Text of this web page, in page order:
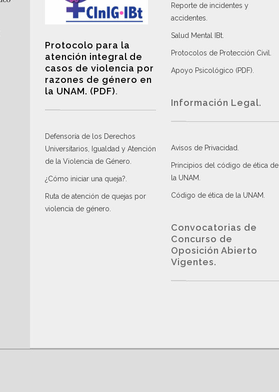
Protocolo para la
atención integral de
casos de violencia por
razones de género en
la UNAM. (PDF).
Defensoría de los Derechos
Universitarios, Igualdad y Atención
de la Violencia de Género
¿Cómo iniciar una queja?
Ruta de atención de quejas por
violencia de género
Reporte de incidentes y
accidentes
Salud Mental IBt
Protocolos de Protección Civil
Apoyo Psicológico (PDF)
Información Legal.
Avisos de Privacidad
Principios del código de ética de
la UNAM
Código de ética de la UNAM
Convocatorias de
Concurso de
Oposición Abierto
Vigentes.